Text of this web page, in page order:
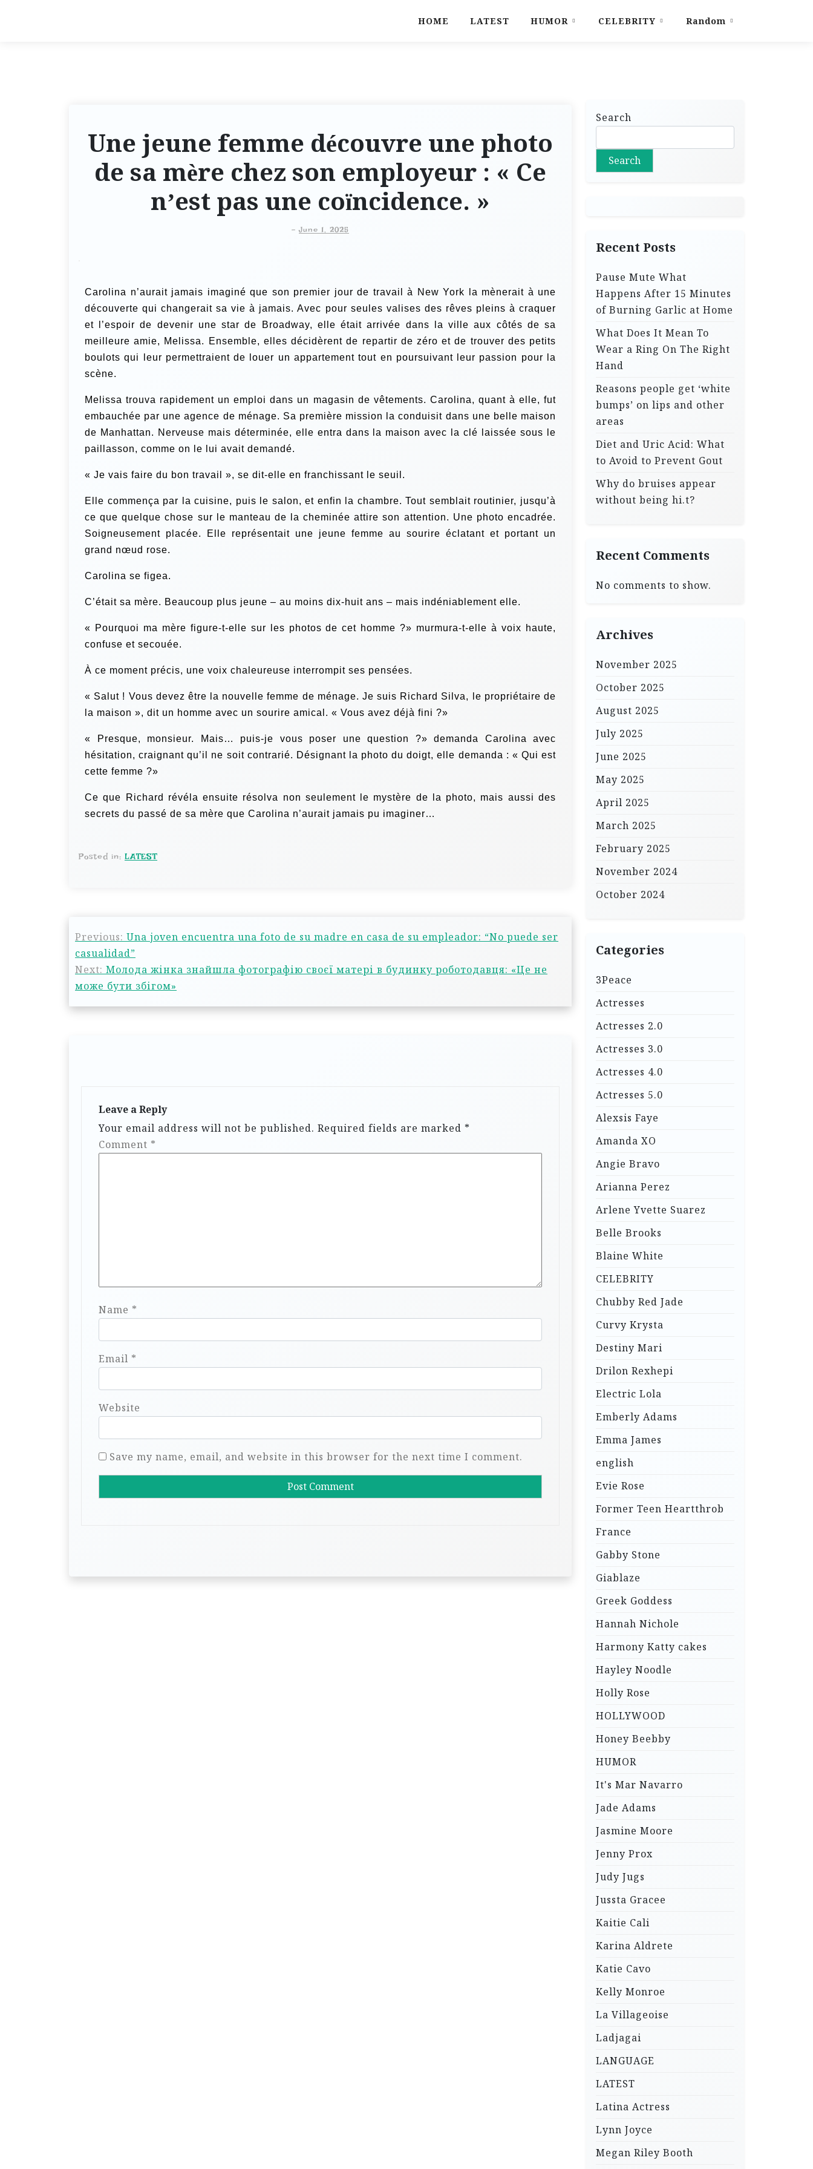
HOME LATEST HUMOR CELEBRITY Random
Une jeune femme découvre une photo
de sa mère chez son employeur : « Ce
n’est pas une coïncidence. »
-June 1, 2025
Carolina n’aurait jamais imaginé que son premier jour de travail à New York la mènerait à une
découverte qui changerait sa vie à jamais. Avec pour seules valises des rêves pleins à craquer
et l’espoir de devenir une star de Broadway, elle était arrivée dans la ville aux côtés de sa
meilleure amie, Melissa. Ensemble, elles décidèrent de repartir de zéro et de trouver des petits
boulots qui leur permettraient de louer un appartement tout en poursuivant leur passion pour la
scène.
Melissa trouva rapidement un emploi dans un magasin de vêtements. Carolina, quant à elle, fut
embauchée par une agence de ménage. Sa première mission la conduisit dans une belle maison
de Manhattan. Nerveuse mais déterminée, elle entra dans la maison avec la clé laissée sous le
paillasson, comme on le lui avait demandé.
« Je vais faire du bon travail », se dit-elle en franchissant le seuil.
Elle commença par la cuisine, puis le salon, et enfin la chambre. Tout semblait routinier, jusqu’à
ce que quelque chose sur le manteau de la cheminée attire son attention. Une photo encadrée.
Soigneusement placée. Elle représentait une jeune femme au sourire éclatant et portant un
grand nœud rose.
Carolina se figea.
C’était sa mère. Beaucoup plus jeune – au moins dix-huit ans – mais indéniablement elle.
« Pourquoi ma mère figure-t-elle sur les photos de cet homme ?» murmura-t-elle à voix haute,
confuse et secouée.
À ce moment précis, une voix chaleureuse interrompit ses pensées.
« Salut ! Vous devez être la nouvelle femme de ménage. Je suis Richard Silva, le propriétaire de
la maison », dit un homme avec un sourire amical. « Vous avez déjà fini ?»
« Presque, monsieur. Mais… puis-je vous poser une question ?» demanda Carolina avec
hésitation, craignant qu’il ne soit contrarié. Désignant la photo du doigt, elle demanda : « Qui est
cette femme ?»
Ce que Richard révéla ensuite résolva non seulement le mystère de la photo, mais aussi des
secrets du passé de sa mère que Carolina n’aurait jamais pu imaginer…
Posted in: LATEST
Previous: Una joven encuentra una foto de su madre en casa de su empleador: “No puede ser
casualidad”
Next: Молода жінка знайшла фотографію своєї матері в будинку роботодавця: «Це не
може бути збігом»
Leave a Reply
Your email address will not be published. Required fields are marked *
Comment *
Name *
Email *
Website
Save my name, email, and website in this browser for the next time I comment.
Search
Search
Recent Posts
Pause Mute What
Happens After 15 Minutes
of Burning Garlic at Home
What Does It Mean To
Wear a Ring On The Right
Hand
Reasons people get ‘white
bumps’ on lips and other
areas
Diet and Uric Acid: What
to Avoid to Prevent Gout
Why do bruises appear
without being hi.t?
Recent Comments
No comments to show.
Archives
November 2025
October 2025
August 2025
July 2025
June 2025
May 2025
April 2025
March 2025
February 2025
November 2024
October 2024
Categories
3Peace
Actresses
Actresses 2.0
Actresses 3.0
Actresses 4.0
Actresses 5.0
Alexsis Faye
Amanda XO
Angie Bravo
Arianna Perez
Arlene Yvette Suarez
Belle Brooks
Blaine White
CELEBRITY
Chubby Red Jade
Curvy Krysta
Destiny Mari
Drilon Rexhepi
Electric Lola
Emberly Adams
Emma James
english
Evie Rose
Former Teen Heartthrob
France
Gabby Stone
Giablaze
Greek Goddess
Hannah Nichole
Harmony Katty cakes
Hayley Noodle
Holly Rose
HOLLYWOOD
Honey Beebby
HUMOR
It's Mar Navarro
Jade Adams
Jasmine Moore
Jenny Prox
Judy Jugs
Jussta Gracee
Kaitie Cali
Karina Aldrete
Katie Cavo
Kelly Monroe
La Villageoise
Ladjagai
LANGUAGE
LATEST
Latina Actress
Lynn Joyce
Megan Riley Booth